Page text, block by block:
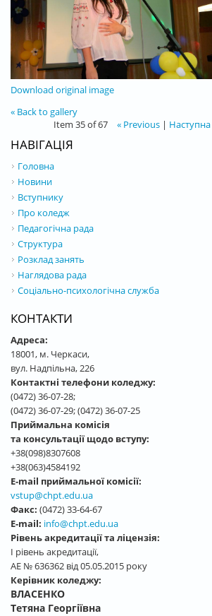
Download original image
« Back to gallery
Item 35 of 67
« Previous| Наступна
НАВІГАЦІЯ
Головна
Новини
Вступнику
Про коледж
Педагогічна рада
Структура
Розклад занять
Наглядова рада
Соціально-психологічна служба
КОНТАКТИ
Адреса:
18001, м. Черкаси,
вул. Надпільна, 226
Контактні телефони коледжу:
(0472) 36-07-28;
(0472) 36-07-29; (0472) 36-07-25
Приймальна комісія
та консультації щодо вступу:
+38(098)8307608
+38(063)4584192
E-mail приймальної комісії:
vstup@chpt.edu.ua
Факс: (0472) 33-64-67
E-mail: info@chpt.edu.ua
Рівень акредитації та ліцензія:
І рівень акредитації,
АЕ № 636362 від 05.05.2015 року
Керівник коледжу:
ВЛАСЕНКО
Тетяна Георгіївна